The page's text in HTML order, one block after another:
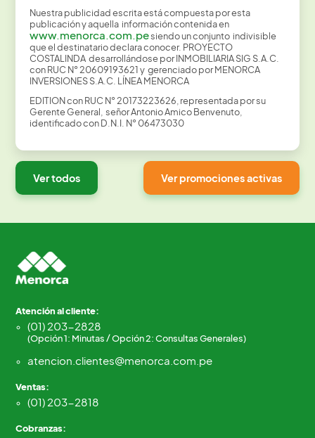
Nuestra publicidad escrita está compuesta por esta
publicación y aquella información contenida en
www.menorca.com.pesiendo un conjunto indivisible
que el destinatario declara conocer. PROYECTO
COSTALINDA desarrollándose por INMOBILIARIA SIG S.A.C.
con RUC N° 20609193621 y gerenciado por MENORCA
INVERSIONES S.A.C. LÍNEA MENORCA
EDITION con RUC N° 20173223626, representada por su
Gerente General, señor Antonio Amico Benvenuto,
identificado con D.N.I. N° 06473030
Ver todos Ver promociones activas
Atención al cliente:
(01) 203-2828
(Opción 1: Minutas / Opción 2: Consultas Generales)
atencion.clientes@menorca.com.pe
Ventas:
(01) 203-2818
Cobranzas: